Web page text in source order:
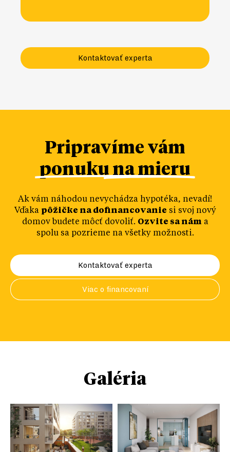
Kontaktovať experta
Pripravíme vám
ponuku na mieru
Ak vám náhodou nevychádza hypotéka, nevadí!
Vďaka pôžičke na dofinancovanie si svoj nový
domov budete môcť dovoliť. Ozvite sa náma
spolu sa pozrieme na všetky možnosti.
Kontaktovať experta
Viac o financovaní
Galéria